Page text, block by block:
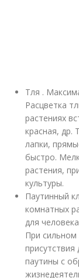
Тля .
Расцветка
растениях
красная,
лапки,
быстро.
растения,
культуры.
Паутинный
комнатных
для
При
паутины с